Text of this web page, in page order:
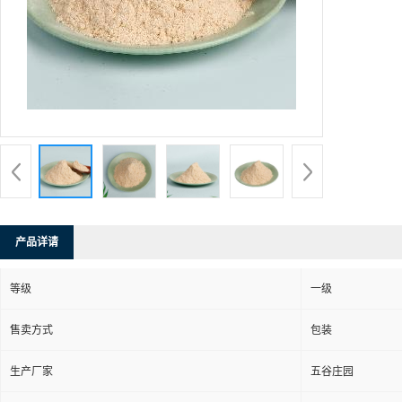
产品详请
等级 一级
售卖方式 包装
生产厂家 五谷庄园